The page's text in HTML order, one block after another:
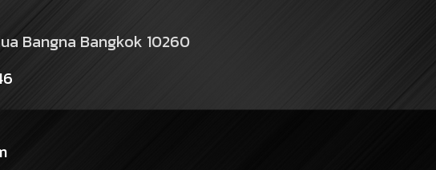
Bangna Bangkok 10260